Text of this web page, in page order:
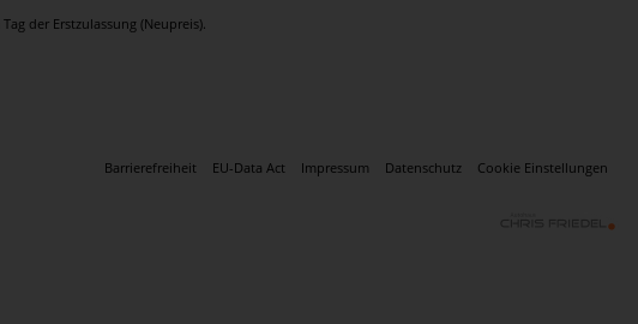
der Erstzulassung (Neupreis).
Barrierefreiheit EU-Data Act Impressum Datenschutz Cookie Einstellungen